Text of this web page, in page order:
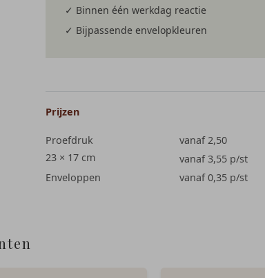
✓ Binnen één werkdag reactie
✓ Bijpassende envelopkleuren
Prijzen
Proefdruk
vanaf 2,50
23 × 17 cm
vanaf 3,55 p/st
Enveloppen
vanaf 0,35 p/st